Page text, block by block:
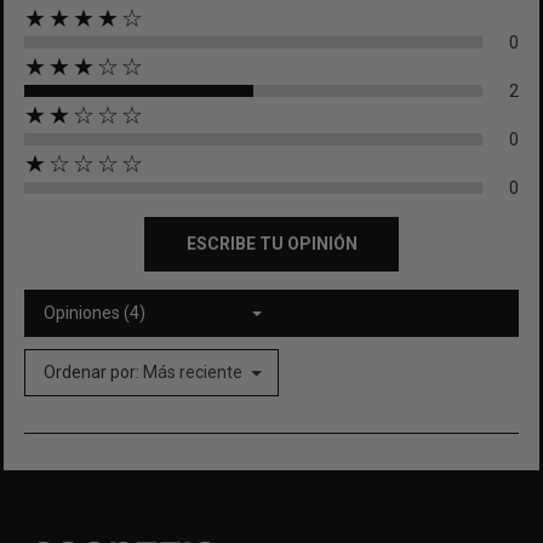
★★★★☆
0
★★★☆☆
2
★★☆☆☆
0
★☆☆☆☆
0
ESCRIBE TU OPINIÓN
Opiniones (4)
Ordenar por: Más reciente